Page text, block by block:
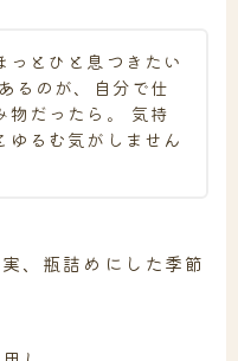
っとひと息つきたい
るのが、自分で仕
物だったら。 気持
ゆるむ気がしません
、瓶詰めにした季節